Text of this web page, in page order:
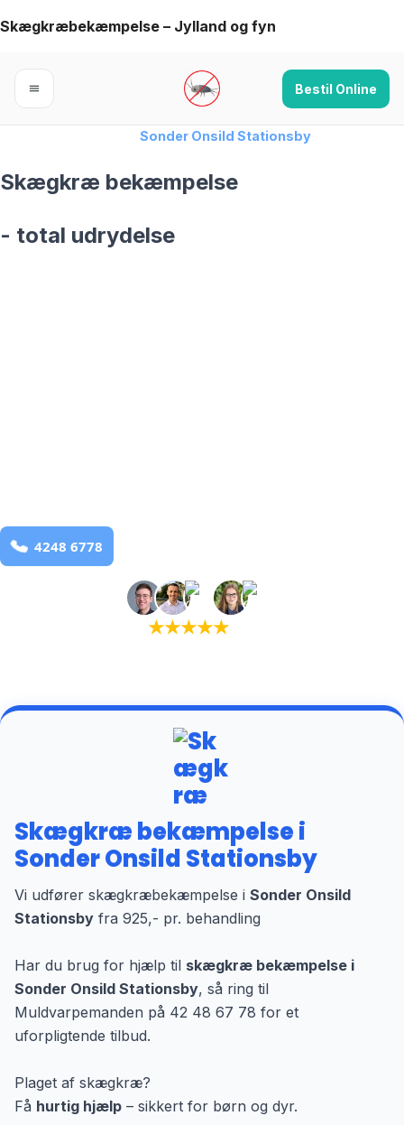
Skip
content
Skægkræbekæmpelse – Jylland og fyn
Bestil Online
Sonder Onsild Stationsby
Skægkræ bekæmpelse
- total udrydelse
★★★★★
Skægkræ bekæmpelse i
Sonder Onsild Stationsby
Vi udfører skægkræbekæmpelse i Sonder Onsild
Stationsby fra 925,- pr. behandling
Har du brug for hjælp til skægkræ bekæmpelse i
Sonder Onsild Stationsby, så ring til
Muldvarpemanden på 42 48 67 78 for et
uforpligtende tilbud.
Plaget af skægkræ?
Få hurtig hjælp – sikkert for børn og dyr.